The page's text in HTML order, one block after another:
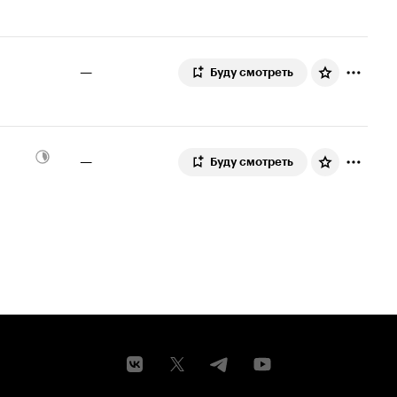
— Буду смотреть
— Буду смотреть